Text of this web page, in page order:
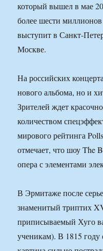
который вышел в мае
более шести
выступит в Санкт-
Москве.
На российских
нового альбома, но и
Зрителей ждет
количеством
мирового рейтинга
отмечает, что шоу The
опера с элементами
В Эрмитаже после
знаменитый триптих
приписываемый Хуго
ученикам). В 1815 году